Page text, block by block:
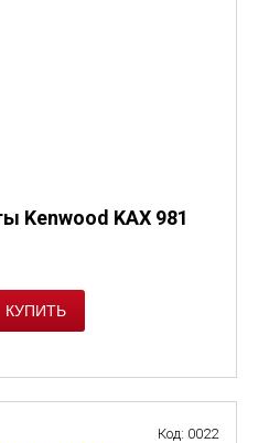
Kenwood KAX 981
Код: 0022